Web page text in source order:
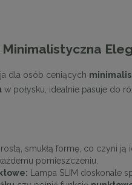
Minimalistyczna
dla osób ceniących
w połysku, idealnie pasuje do
smukłą formę, co czyni
pomieszczeniu.
Lampa SLIM doskonale